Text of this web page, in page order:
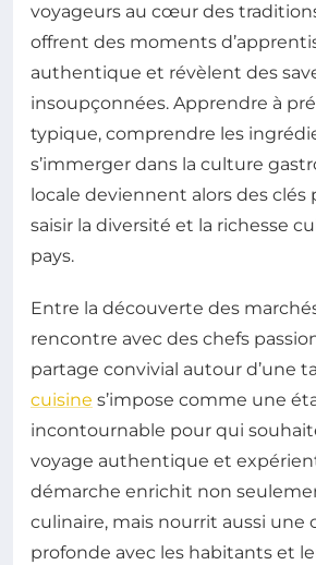
voyageurs au cœur des
offrent des moments
authentique et révèlent des
insoupçonnées. Apprendre à
typique, comprendre les
s’immerger dans la culture
locale deviennent alors des clés
saisir la diversité et la richesse
pays.
Entre la découverte des
rencontre avec des chefs
partage convivial autour d’une
cuisine s’impose comme une
incontournable pour qui
voyage authentique et
démarche enrichit non
culinaire, mais nourrit aussi une
profonde avec les habitants et